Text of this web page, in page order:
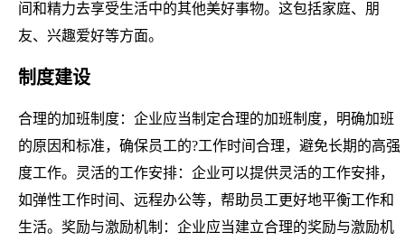
间和精力去享受生活中的其他美好事物。这包括家庭、朋
友、兴趣爱好等方面。
制度建设
合理的加班制度：企业应当制定合理的加班制度，明确加班
的原因和标准，确保员工的?工作时间合理，避免长期的高强
度工作。灵活的工作安排：企业可以提供灵活的工作安排，
如弹性工作时间、远程办公等，帮助员工更好地平衡工作和
生活。奖励与激励机制：企业应当建立合理的奖励与激励机